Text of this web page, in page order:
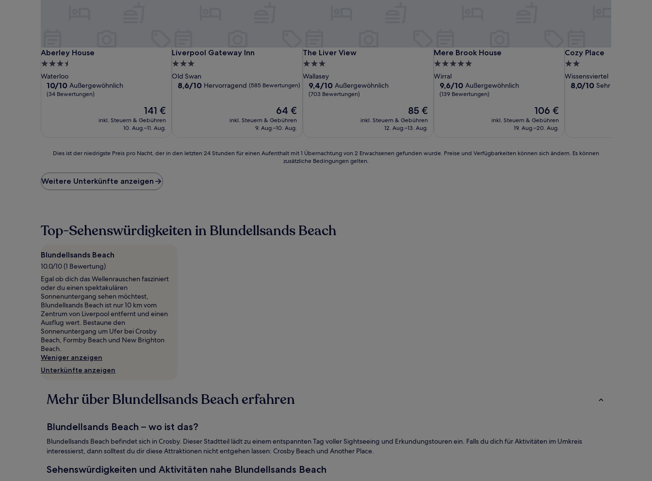
Aberley House
Aberley House
3.5-
Sterne-
Unterkunft
Waterloo
10.0
von
10/10 Außergewöhnlich
(34 Bewertungen)
Der
Preis
beträgt
141 €
inkl. Steuern & Gebühren
10. Aug.–11. Aug.
Liverpool Gateway Inn
Liverpool Gateway Inn
3.0-
Sterne-
Unterkunft
Old Swan
8.6
8,6/10 Hervorragend (585 Bewertungen)
Der
Preis
beträgt
64 €
inkl. Steuern & Gebühren
9. Aug.–10. Aug.
The Liver View
The Liver View
3.0-
Sterne-
Unterkunft
Wallasey
9.4
von
9,4/10 Außergewöhnlich
(703 Bewertungen)
Der
Preis
beträgt
85 €
inkl. Steuern & Gebühren
12. Aug.–13. Aug.
Mere Brook House
Mere Brook House
5.0-
Sterne-
Unterkunft
Wirral
9.6
von
9,6/10 Außergewöhnlich
(139 Bewertungen)
Der
Preis
beträgt
106 €
inkl. Steuern & Gebühren
19. Aug.–20. Aug.
Cozy Place
Cozy Place
2.0-
Sterne-
Unterkunft
Wissensviertel
8.0
8,0/10 Sehr gut
der
niedrigste
Preis
den
letzten
für
einen
Aufenthalt
mit
1 Übernachtung
von
2 Erwachsenen
gefunden
wurde.
Preise
und
Verfügbarkeiten
können
sich
können
zusätzliche
gelten.
Dies ist der niedrigste Preis pro Nacht, der in den letzten 24 Stunden für einen Aufenthalt mit 1 Übernachtung von 2 Erwachsenen gefunden wurde. Preise und Verfügbarkeiten können sich ändern. Es können
zusätzliche Bedingungen gelten.
Weitere Unterkünfte anzeigen
Top-Sehenswürdigkeiten in Blundellsands Beach
Blundellsands Beach
10.0/10 (1 Bewertung)
Egal ob dich das Wellenrauschen fasziniert
oder du einen spektakulären
Sonnenuntergang sehen möchtest,
Blundellsands Beach ist nur 10 km vom
Zentrum von Liverpool entfernt und einen
Ausflug wert. Bestaune den
Sonnenuntergang um Ufer bei Crosby
Beach, Formby Beach und New Brighton
Beach.
Weniger anzeigen
Unterkünfte anzeigen
Mehr über Blundellsands Beach erfahren
Blundellsands Beach – wo ist das?
Blundellsands Beach befindet sich in Crosby. Dieser Stadtteil lädt zu einem entspannten Tag voller Sightseeing und Erkundungstouren ein. Falls du dich für Aktivitäten im Umkreis
interessierst, dann solltest du dir diese Attraktionen nicht entgehen lassen: Crosby Beach und Another Place.
Sehenswürdigkeiten und Aktivitäten nahe Blundellsands Beach